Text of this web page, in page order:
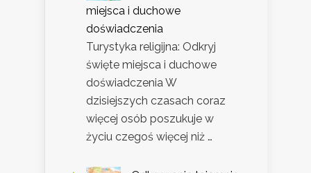
miejsca i duchowe
doświadczenia
Turystyka religijna: Odkryj
święte miejsca i duchowe
doświadczenia W
dzisiejszych czasach coraz
więcej osób poszukuje w
życiu czegoś więcej niż …